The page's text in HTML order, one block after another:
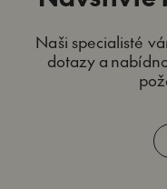
Naši specialisté
dotazy a